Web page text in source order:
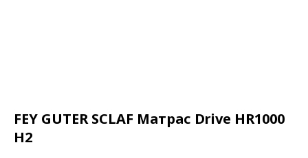
FEY GUTER SCLAF Матрас Drive HR1000
H2